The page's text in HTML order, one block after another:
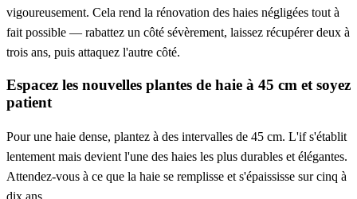
vigoureusement. Cela rend la rénovation des haies négligées tout à
fait possible — rabattez un côté sévèrement, laissez récupérer deux à
trois ans, puis attaquez l'autre côté.
Espacez les nouvelles plantes de haie à 45 cm et soyez
patient
Pour une haie dense, plantez à des intervalles de 45 cm. L'if s'établit
lentement mais devient l'une des haies les plus durables et élégantes.
Attendez-vous à ce que la haie se remplisse et s'épaississe sur cinq à
dix ans.